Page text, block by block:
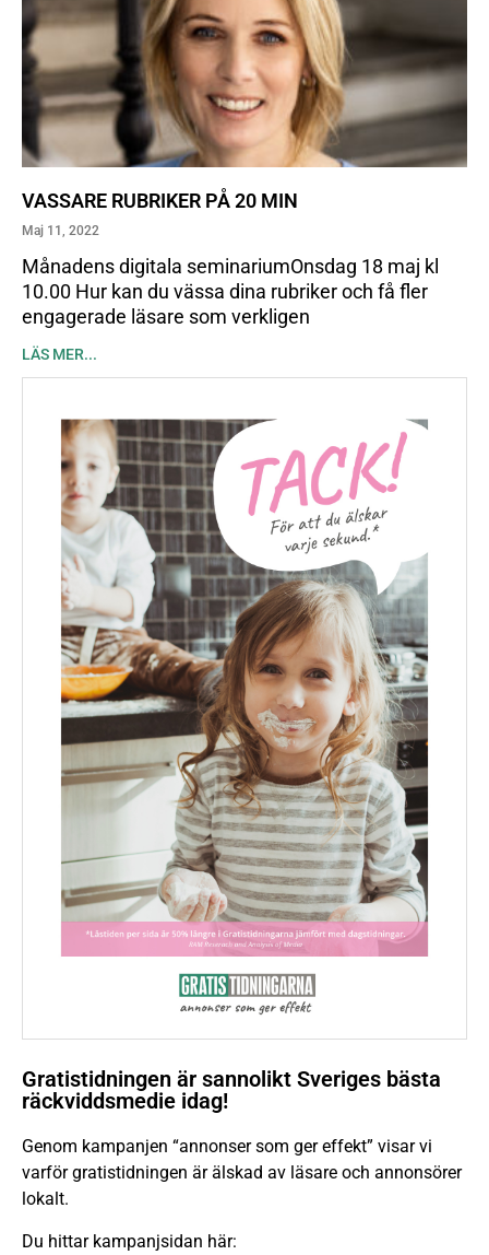
VASSARE RUBRIKER PÅ 20 MIN
Maj 11, 2022
Månadens digitala seminariumOnsdag 18 maj kl
10.00 Hur kan du vässa dina rubriker och få fler
engagerade läsare som verkligen
LÄS MER...
Gratistidningen är sannolikt Sveriges bästa
räckviddsmedie idag!
Genom kampanjen “annonser som ger effekt” visar vi
varför gratistidningen är älskad av läsare och annonsörer
lokalt.
Du hittar kampanjsidan här: